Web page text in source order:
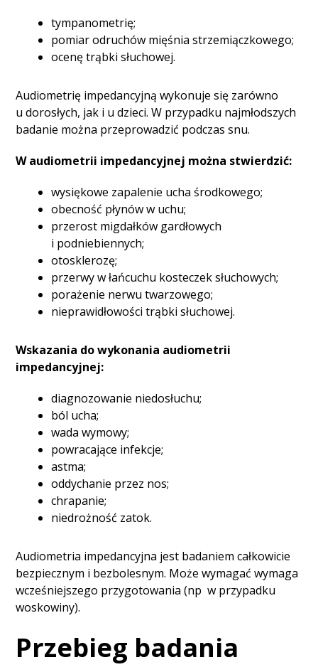
tympanometrię;
pomiar odruchów mięśnia strzemiączkowego;
ocenę trąbki słuchowej.
Audiometrię impedancyjną wykonuje się zarówno
u dorosłych, jak i u dzieci. W przypadku najmłodszych
badanie można przeprowadzić podczas snu.
W audiometrii impedancyjnej można stwierdzić:
wysiękowe zapalenie ucha środkowego;
obecność płynów w uchu;
przerost migdałków gardłowych
i podniebiennych;
otosklerozę;
przerwy w łańcuchu kosteczek słuchowych;
porażenie nerwu twarzowego;
nieprawidłowości trąbki słuchowej.
Wskazania do wykonania audiometrii
impedancyjnej:
diagnozowanie niedosłuchu;
ból ucha;
wada wymowy;
powracające infekcje;
astma;
oddychanie przez nos;
chrapanie;
niedrożność zatok.
Audiometria impedancyjna jest badaniem całkowicie
bezpiecznym i bezbolesnym. Może wymagać wymaga
wcześniejszego przygotowania (np w przypadku
woskowiny).
Przebieg badania